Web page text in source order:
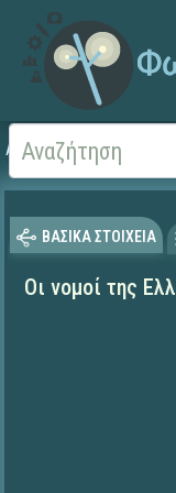
Αρχική
ΒΑΣΙΚΑ ΣΤΟΙΧΕΙΑ
Οι νομοί της